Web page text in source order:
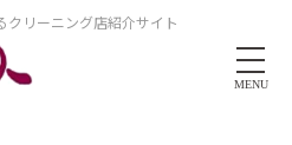
クリーニング店紹介サイト
MENU